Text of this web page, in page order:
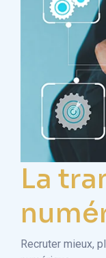
La
Recruter mieux,